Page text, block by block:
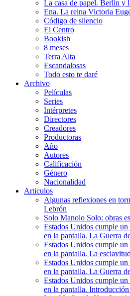
La casa de papel. Berlín y
Ena. La reina Victoria
Código de silencio
El Centro
Bookish
8 meses
Terra Alta
Escandalosas
Todo esto te daré
Archivo
Películas
Series
Intérpretes
Directores
Creadores
Productoras
Año
Autores
Calificación
Género
Nacionalidad
Articulos
Algunas reflexiones en
Lebrón
Solo Manolo Solo: obras
Estados Unidos cumple
en la pantalla. La Guerra
Estados Unidos cumple
en la pantalla. La
Estados Unidos cumple
en la pantalla. La Guerra
Estados Unidos cumple
en la pantalla.